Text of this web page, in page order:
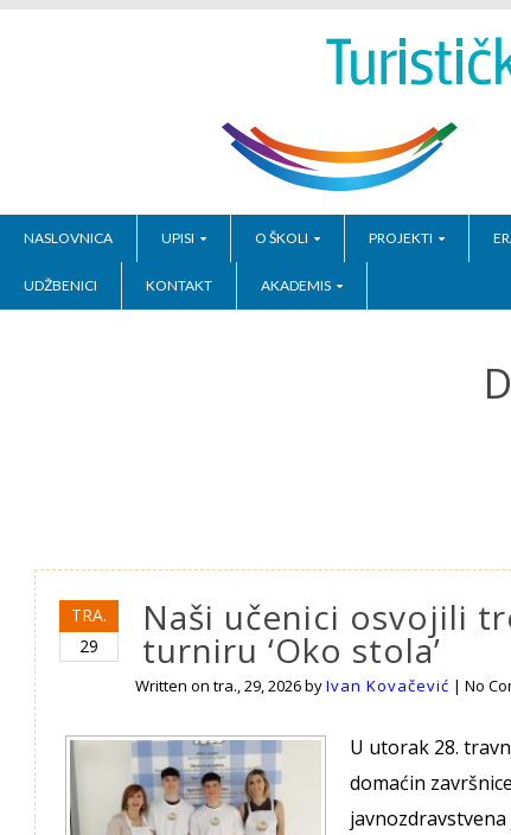
NASLOVNICA UPISI O ŠKOLI PROJEKTI
UDŽBENICI KONTAKT AKADEMIS
TRA.
29
Naši učenici osvojili
turniru ‘Oko stola’
Written ontra., 29, 2026byIvan Kovačević |No
U utorak 28.
domaćin